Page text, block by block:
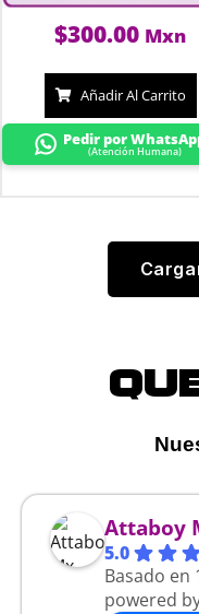
$300.00 Mxn
Añadir Al Carrito
Pedir por
(Atención Humana)
Attaboy
5.0
Basado en
powered